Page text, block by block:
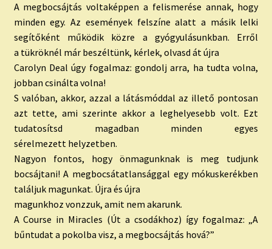
A megbocsájtás voltaképpen a felismerése annak, hogy
minden egy. Az események felszíne alatt a másik lelki
segítőként működik közre a gyógyulásunkban. Erről
a tükröknél már beszéltünk, kérlek, olvasd át újra
Carolyn Deal úgy fogalmaz: gondolj arra, ha tudta volna,
jobban csinálta volna!
S valóban, akkor, azzal a látásmóddal az illető pontosan
azt tette, ami szerinte akkor a leghelyesebb volt. Ezt
tudatosítsd magadban minden egyes
sérelmezett helyzetben.
Nagyon fontos, hogy önmagunknak is meg tudjunk
bocsájtani! A megbocsátatlansággal egy mókuskerékben
találjuk magunkat. Újra és újra
magunkhoz vonzzuk, amit nem akarunk.
A Course in Miracles (Út a csodákhoz) így fogalmaz: „A
bűntudat a pokolba visz, a megbocsájtás hová?”